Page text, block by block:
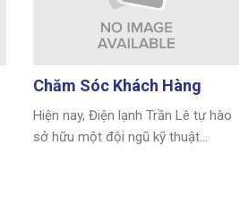
Chăm Sóc Khách Hàng
Hiện nay, Điện lạnh Trần Lê tự hào
sở hữu một đội ngũ kỹ thuật...